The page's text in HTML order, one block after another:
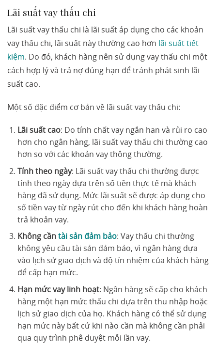
Lãi suất vay thấu chi
Lãi suất vay thấu chi là lãi suất áp dụng cho các khoản
vay thấu chi, lãi suất này thường cao hơn lãi suất tiết
kiệm. Do đó, khách hàng nên sử dụng vay thấu chi một
cách hợp lý và trả nợ đúng hạn để tránh phát sinh lãi
suất cao.
Một số đặc điểm cơ bản về lãi suất vay thấu chi:
Lãi suất cao: Do tính chất vay ngắn hạn và rủi ro cao
hơn cho ngân hàng, lãi suất vay thấu chi thường cao
hơn so với các khoản vay thông thường.
Tính theo ngày: Lãi suất vay thấu chi thường được
tính theo ngày dựa trên số tiền thực tế mà khách
hàng đã sử dụng. Mức lãi suất sẽ được áp dụng cho
số tiền vay từ ngày rút cho đến khi khách hàng hoàn
trả khoản vay.
Không cầntài sản đảm bảo: Vay thấu chi thường
không yêu cầu tài sản đảm bảo, vì ngân hàng dựa
vào lịch sử giao dịch và độ tín nhiệm của khách hàng
để cấp hạn mức.
Hạn mức vay linh hoạt: Ngân hàng sẽ cấp cho khách
hàng một hạn mức thấu chi dựa trên thu nhập hoặc
lịch sử giao dịch của họ. Khách hàng có thể sử dụng
hạn mức này bất cứ khi nào cần mà không cần phải
qua quy trình phê duyệt mỗi lần vay.